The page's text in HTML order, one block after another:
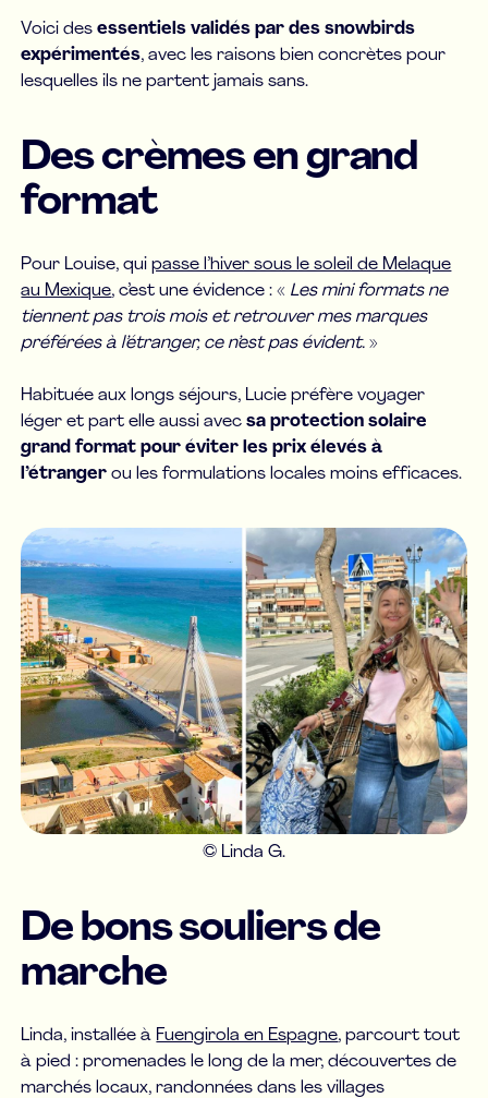
Voici desessentiels validés par des snowbirds
expérimentés, avec les raisons bien concrètes pour
lesquelles ils ne partent jamais sans.
Des crèmes en grand
format
Pour Louise, quipasse l’hiver sous le soleil de Melaque
au Mexique, c’est une évidence : « Les mini formats ne
tiennent pas trois mois et retrouver mes marques
préférées à l’étranger, ce n’est pas évident. »
Habituée aux longs séjours, Lucie préfère voyager
léger et part elle aussi avecsa protection solaire
grand format pour éviter les prix élevés à
l’étrangerou les formulations locales moins efficaces.
© Linda G.
De bons souliers de
marche
Linda, installée à Fuengirola en Espagne, parcourt tout
à pied : promenades le long de la mer, découvertes de
marchés locaux, randonnées dans les villages